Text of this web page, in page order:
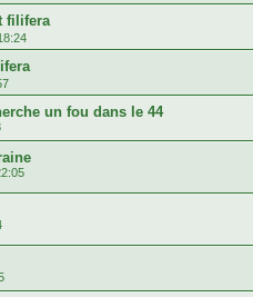
filifera
un fou dans le 44